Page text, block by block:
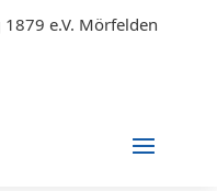
e.V. Mörfelden